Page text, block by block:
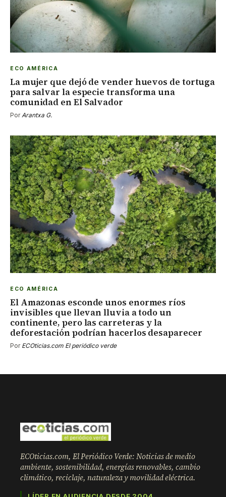
ECO AMÉRICA
La mujer que dejó de vender huevos de tortuga
para salvar la especie transforma una
comunidad en El Salvador
PorArantxa G.
ECO AMÉRICA
El Amazonas esconde unos enormes ríos
invisibles que llevan lluvia a todo un
continente, pero las carreteras y la
deforestación podrían hacerlos desaparecer
Por ECOticias.com El periódico verde
ECOticias.com, El Periódico Verde: Noticias de medio
ambiente, sostenibilidad, energías renovables, cambio
climático, reciclaje, naturaleza y movilidad eléctrica.